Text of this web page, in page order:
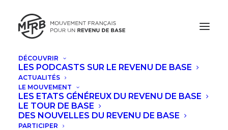
DÉCOUVRIR
LES PODCASTS SUR LE REVENU DE BASE
ACTUALITÉS
LE MOUVEMENT
LES ETATS GÉNÉREUX DU REVENU DE BASE
LE TOUR DE BASE
DES NOUVELLES DU REVENU DE BASE
PARTICIPER